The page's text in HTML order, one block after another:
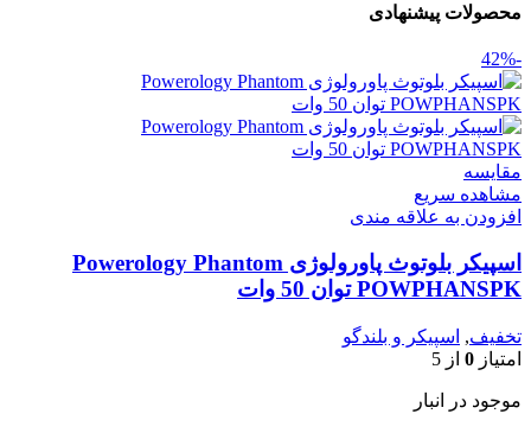
محصولات پیشنهادی
-42%
مقایسه
مشاهده سریع
افزودن به علاقه مندی
اسپیکر بلوتوث پاورولوژی Powerology Phantom
POWPHANSPK توان 50 وات
تخفیف, اسپیکر و بلندگو
امتیاز 0 از 5
موجود در انبار